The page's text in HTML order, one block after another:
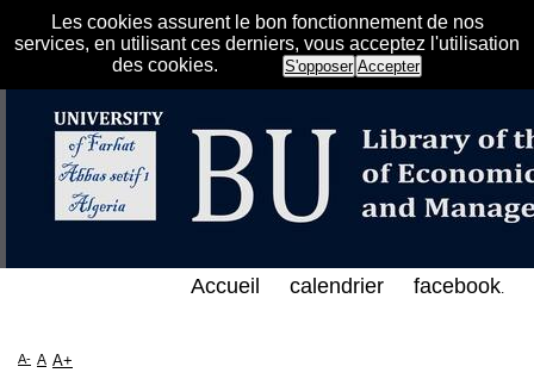
Les cookies assurent le bon fonctionnement de nos
services, en utilisant ces derniers, vous acceptez l'utilisation
des cookies.
S'opposer Accepter
على الخط المباشر لمكتبة كلية العلوم
Accueil calendrier facebook.
A- A A+